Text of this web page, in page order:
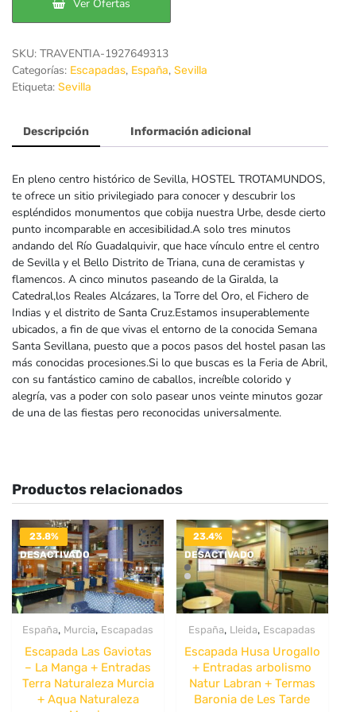
Ver Ofertas
SKU: TRAVENTIA-1927649313
Categorías: Escapadas, España, Sevilla
Etiqueta: Sevilla
Descripción Información adicional
En pleno centro histórico de Sevilla, HOSTEL TROTAMUNDOS,
te ofrece un sitio privilegiado para conocer y descubrir los
espléndidos monumentos que cobija nuestra Urbe, desde cierto
punto incomparable en accesibilidad.A solo tres minutos
andando del Río Guadalquivir, que hace vínculo entre el centro
de Sevilla y el Bello Distrito de Triana, cuna de ceramistas y
flamencos. A cinco minutos paseando de la Giralda, la
Catedral,los Reales Alcázares, la Torre del Oro, el Fichero de
Indias y el distrito de Santa Cruz.Estamos insuperablemente
ubicados, a fin de que vivas el entorno de la conocida Semana
Santa Sevillana, puesto que a pocos pasos del hostel pasan las
más conocidas procesiones.Si lo que buscas es la Feria de Abril,
con su fantástico camino de caballos, increíble colorido y
alegría, vas a poder con solo pasear unos veinte minutos gozar
de una de las fiestas pero reconocidas universalmente.
Productos relacionados
23.8%
DESACTIVADO
España, Murcia, Escapadas
Escapada Las Gaviotas
– La Manga + Entradas
Terra Naturaleza Murcia
+ Aqua Naturaleza
23.4%
DESACTIVADO
España, Lleida, Escapadas
Escapada Husa Urogallo
+ Entradas arbolismo
Natur Labran + Termas
Baronia de Les Tarde